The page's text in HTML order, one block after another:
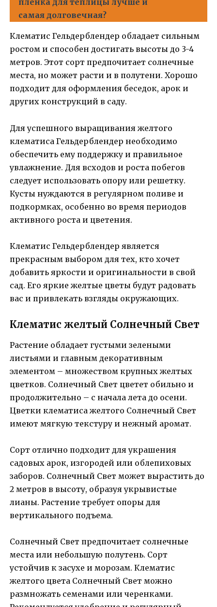
пленка для теплицы лучше и
самая долговечная?
Клематис Гельдерблендер обладает сильным
ростом и способен достигать высоты до 3-4
метров. Этот сорт предпочитает солнечные
места, но может расти и в полутени. Хорошо
подходит для оформления беседок, арок и
других конструкций в саду.
Для успешного выращивания желтого
клематиса Гельдерблендер необходимо
обеспечить ему поддержку и правильное
увлажнение. Для всходов и роста побегов
следует использовать опору или решетку.
Кусты нуждаются в регулярном поливе и
подкормках, особенно во время периодов
активного роста и цветения.
Клематис Гельдерблендер является
прекрасным выбором для тех, кто хочет
добавить яркости и оригинальности в свой
сад. Его яркие желтые цветы будут радовать
вас и привлекать взгляды окружающих.
Клематис желтый Солнечный Свет
Растение обладает густыми зелеными
листьями и главным декоративным
элементом – множеством крупных желтых
цветков. Солнечный Свет цветет обильно и
продолжительно – с начала лета до осени.
Цветки клематиса желтого Солнечный Свет
имеют мягкую текстуру и нежный аромат.
Сорт отлично подходит для украшения
садовых арок, изгородей или облепиховых
заборов. Солнечный Свет может вырастить до
2 метров в высоту, образуя укрывистые
лианы. Растение требует опоры для
вертикального подъема.
Солнечный Свет предпочитает солнечные
места или небольшую полутень. Сорт
устойчив к засухе и морозам. Клематис
желтого цвета Солнечный Свет можно
размножать семенами или черенками.